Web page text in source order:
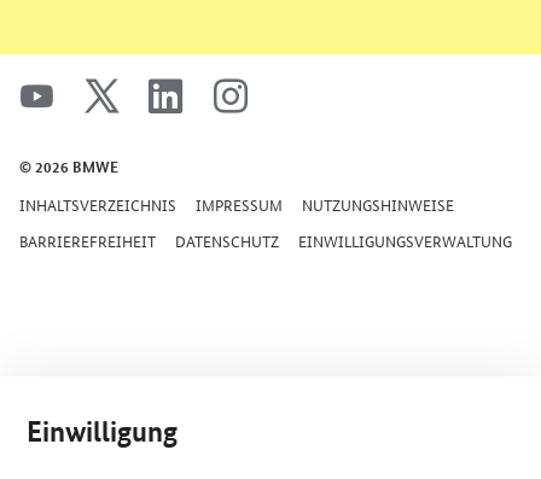
SrOnlyServicemenü
youtube x linkedin instagram
© 2026 BMWE
INHALTSVERZEICHNIS IMPRESSUM
NUTZUNGSHINWEISE
BARRIEREFREIHEIT
DATENSCHUTZ EINWILLIGUNGSVERWALTUNG
Einwilligung